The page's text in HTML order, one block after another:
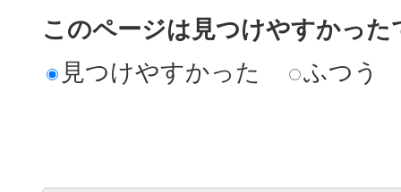
このページは見つけやすかった
見つけやすかった
ふつう